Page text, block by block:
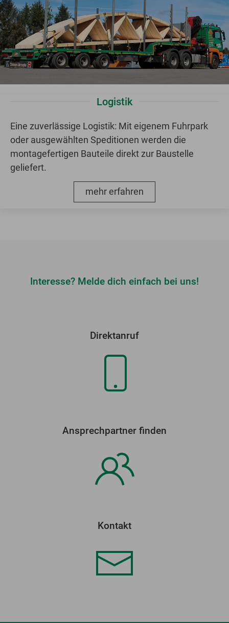
Logistik
Eine zuverlässige Logistik: Mit eigenem Fuhrpark
oder ausgewählten Speditionen werden die
montagefertigen Bauteile direkt zur Baustelle
geliefert.
mehr erfahren
Interesse? Melde dich einfach bei uns!
Direktanruf
Ansprechpartner finden
Kontakt